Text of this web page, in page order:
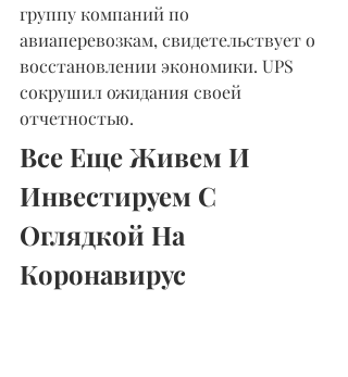
группу компаний по
авиаперевозкам, свидетельствует о
восстановлении экономики. UPS
сокрушил ожидания своей
отчетностью.
Все Еще Живем И
Инвестируем С
Оглядкой На
Коронавирус